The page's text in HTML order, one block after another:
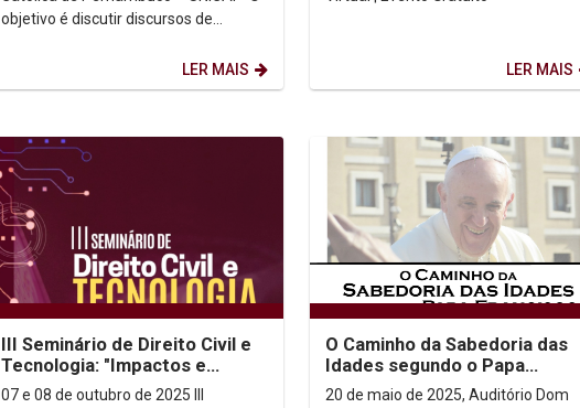
objetivo é discutir discursos de
LER MAIS LER MAIS
III Seminário de Direito Civil e
Tecnologia: "Impactos e
Legalidade Constitucional"
07 e 08 de outubro de 2025 III
O Caminho da Sabedoria das
Idades segundo o Papa
Francisco
20 de maio de 2025, Auditório Dom